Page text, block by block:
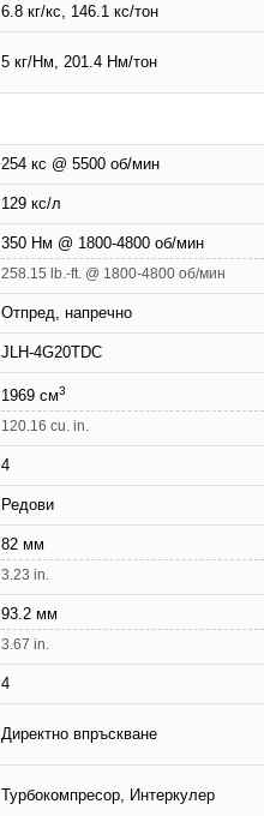
6.8 кг/кс, 146.1 кс/тон
5 кг/Нм, 201.4 Нм/тон
254 кс @ 5500 об/мин
129 кс/л
350 Нм @ 1800-4800 об/мин
258.15 lb.-ft. @ 1800-4800 об/мин
Отпред, напречно
JLH-4G20TDC
1969 см3
120.16 cu. in.
4
Редови
82 мм
3.23 in.
93.2 мм
3.67 in.
4
Директно впръскване
Турбокомпресор, Интеркулер